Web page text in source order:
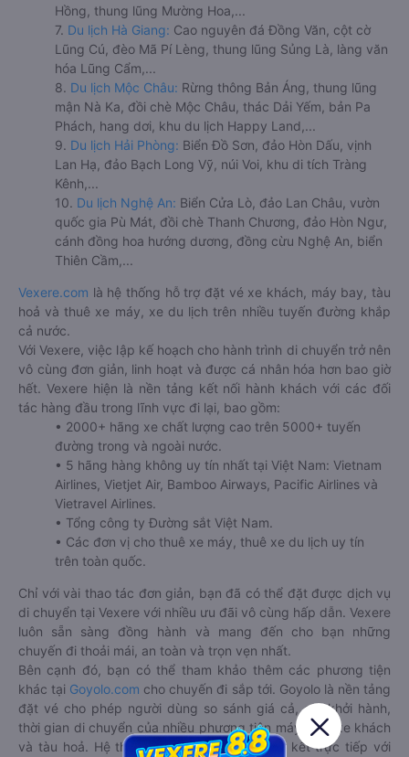
Hồng, thung lũng Mường Hoa,...
7. Du lịch Hà Giang: Cao nguyên đá Đồng Văn, cột cờ
Lũng Cú, đèo Mã Pí Lèng, thung lũng Sủng Là, làng văn
hóa Lũng Cẩm,...
8. Du lịch Mộc Châu: Rừng thông Bản Áng, thung lũng
mận Nà Ka, đồi chè Mộc Châu, thác Dải Yếm, bản Pa
Phách, hang dơi, khu du lịch Happy Land,...
9. Du lịch Hải Phòng: Biển Đồ Sơn, đảo Hòn Dấu, vịnh
Lan Hạ, đảo Bạch Long Vỹ, núi Voi, khu di tích Tràng
Kênh,...
10. Du lịch Nghệ An: Biển Cửa Lò, đảo Lan Châu, vườn
quốc gia Pù Mát, đồi chè Thanh Chương, đảo Hòn Ngư,
cánh đồng hoa hướng dương, đồng cừu Nghệ An, biển
Thiên Cầm,...
Vexere.com là hệ thống hỗ trợ đặt vé xe khách, máy bay, tàu
hoả và thuê xe máy, xe du lịch trên nhiều tuyến đường khắp
cả nước.
Với Vexere, việc lập kế hoạch cho hành trình di chuyển trở nên
vô cùng đơn giản, linh hoạt và được cá nhân hóa hơn bao giờ
hết. Vexere hiện là nền tảng kết nối hành khách với các đối
tác hàng đầu trong lĩnh vực đi lại, bao gồm:
• 2000+ hãng xe chất lượng cao trên 5000+ tuyến
đường trong và ngoài nước.
• 5 hãng hàng không uy tín nhất tại Việt Nam: Vietnam
Airlines, Vietjet Air, Bamboo Airways, Pacific Airlines và
Vietravel Airlines.
• Tổng công ty Đường sắt Việt Nam.
• Các đơn vị cho thuê xe máy, thuê xe du lịch uy tín
trên toàn quốc.
Chỉ với vài thao tác đơn giản, bạn đã có thể đặt được dịch vụ
di chuyển tại Vexere với nhiều ưu đãi vô cùng hấp dẫn. Vexere
luôn sẵn sàng đồng hành và mang đến cho bạn những
chuyến đi thoải mái, an toàn và trọn vẹn nhất.
Bên cạnh đó, bạn có thể tham khảo thêm các phương tiện
khác tại Goyolo.com cho chuyến đi sắp tới. Goyolo là nền tảng
đặt vé cho phép người dùng so sánh giá cả, giờ khởi hành,
thời gian di chuyển của nhiều phương tiện máy bay, xe khách
và tàu hoả. Hệ thống của Goyolo được liên kết trực tiếp với